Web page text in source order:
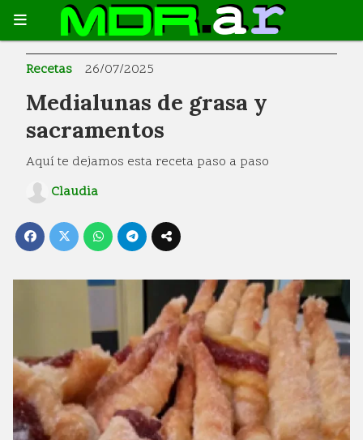
Medialunas de grasa y
sacramentos
Aquí te dejamos esta receta paso a paso
Recetas 26/07/2025
Claudia